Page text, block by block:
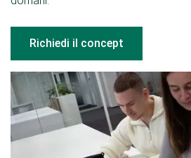
Richiedi il concept